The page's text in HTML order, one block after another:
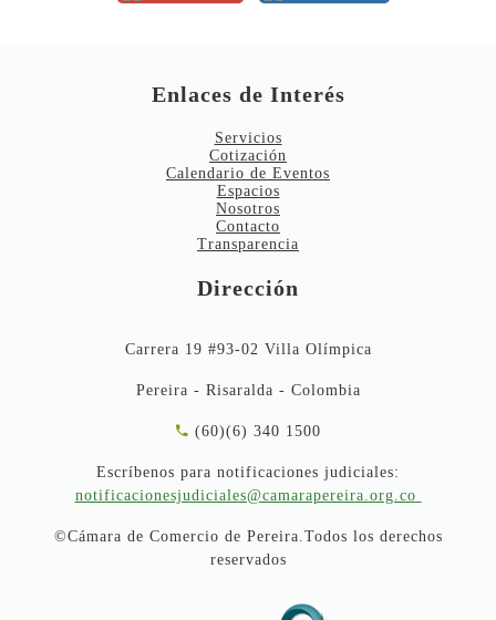
Enlaces de Interés
Servicios
Cotización
Calendario de Eventos
Espacios
Nosotros
Contacto
Transparencia
Dirección
Carrera 19 #93-02 Villa Olímpica
Pereira - Risaralda - Colombia
(60)(6) 340 1500
Escríbenos para notificaciones judiciales:
notificacionesjudiciales@camarapereira.org.co
©Cámara de Comercio de Pereira.Todos los derechos
reservados